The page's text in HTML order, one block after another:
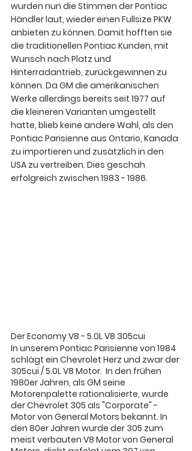
wurden nun die Stimmen der Pontiac
Händler laut, wieder einen Fullsize PKW
anbieten zu können. Damit hofften sie
die traditionellen Pontiac Kunden, mit
Wunsch nach Platz und
Hinterradantrieb, zurückgewinnen zu
können. Da GM die amerikanischen
Werke allerdings bereits seit 1977 auf
die kleineren Varianten umgestellt
hatte, blieb keine andere Wahl, als den
Pontiac Parisienne aus Ontario, Kanada
zu importieren und zusätzlich in den
USA zu vertreiben. Dies geschah
erfolgreich zwischen 1983 - 1986.
Der Economy V8 - 5.0L V8 305cui
In unserem Pontiac Parisienne von 1984
schlägt ein Chevrolet Herz und zwar der
305cui / 5.0L V8 Motor.  In den frühen
1980er Jahren, als GM seine
Motorenpalette rationalisierte, wurde
der Chevrolet 305 als "Corporate" -
Motor von General Motors bekannt. In
den 80er Jahren wurde der 305 zum
meist verbauten V8 Motor von General